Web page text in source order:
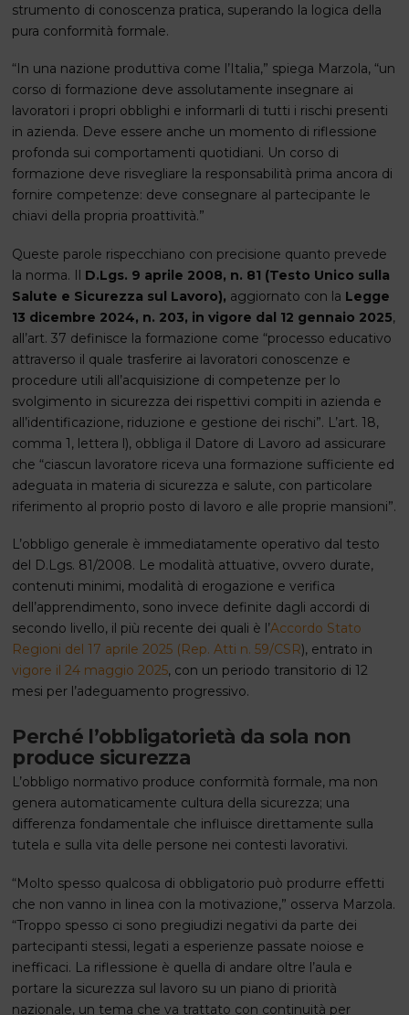
strumento di conoscenza pratica, superando la logica della
pura conformità formale.
“In una nazione produttiva come l’Italia,” spiega Marzola, “un
corso di formazione deve assolutamente insegnare ai
lavoratori i propri obblighi e informarli di tutti i rischi presenti
in azienda. Deve essere anche un momento di riflessione
profonda sui comportamenti quotidiani. Un corso di
formazione deve risvegliare la responsabilità prima ancora di
fornire competenze: deve consegnare al partecipante le
chiavi della propria proattività.”
Queste parole rispecchiano con precisione quanto prevede
la norma. Il D.Lgs. 9 aprile 2008, n. 81 (Testo Unico sulla
Salute e Sicurezza sul Lavoro), aggiornato con la Legge
13 dicembre 2024, n. 203, in vigore dal 12 gennaio 2025,
all’art. 37 definisce la formazione come “processo educativo
attraverso il quale trasferire ai lavoratori conoscenze e
procedure utili all’acquisizione di competenze per lo
svolgimento in sicurezza dei rispettivi compiti in azienda e
all’identificazione, riduzione e gestione dei rischi”. L’art. 18,
comma 1, lettera l), obbliga il Datore di Lavoro ad assicurare
che “ciascun lavoratore riceva una formazione sufficiente ed
adeguata in materia di sicurezza e salute, con particolare
riferimento al proprio posto di lavoro e alle proprie mansioni”.
L’obbligo generale è immediatamente operativo dal testo
del D.Lgs. 81/2008. Le modalità attuative, ovvero durate,
contenuti minimi, modalità di erogazione e verifica
dell’apprendimento, sono invece definite dagli accordi di
secondo livello, il più recente dei quali è l’Accordo Stato
Regioni del 17 aprile 2025 (Rep. Atti n. 59/CSR), entrato in
vigore il 24 maggio 2025, con un periodo transitorio di 12
mesi per l’adeguamento progressivo.
Perché l’obbligatorietà da sola non
produce sicurezza
L’obbligo normativo produce conformità formale, ma non
genera automaticamente cultura della sicurezza; una
differenza fondamentale che influisce direttamente sulla
tutela e sulla vita delle persone nei contesti lavorativi.
“Molto spesso qualcosa di obbligatorio può produrre effetti
che non vanno in linea con la motivazione,” osserva Marzola.
“Troppo spesso ci sono pregiudizi negativi da parte dei
partecipanti stessi, legati a esperienze passate noiose e
inefficaci. La riflessione è quella di andare oltre l’aula e
portare la sicurezza sul lavoro su un piano di priorità
nazionale, un tema che va trattato con continuità per